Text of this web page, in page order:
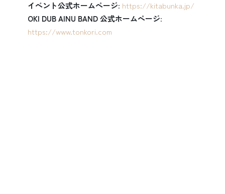
イベント公式ホームページ: https://kitabunka.jp/
OKI DUB AINU BAND 公式ホームページ:
https://www.tonkori.com